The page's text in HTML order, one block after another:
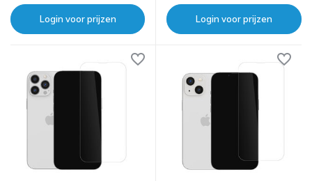
Login voor prijzen Login voor prijzen